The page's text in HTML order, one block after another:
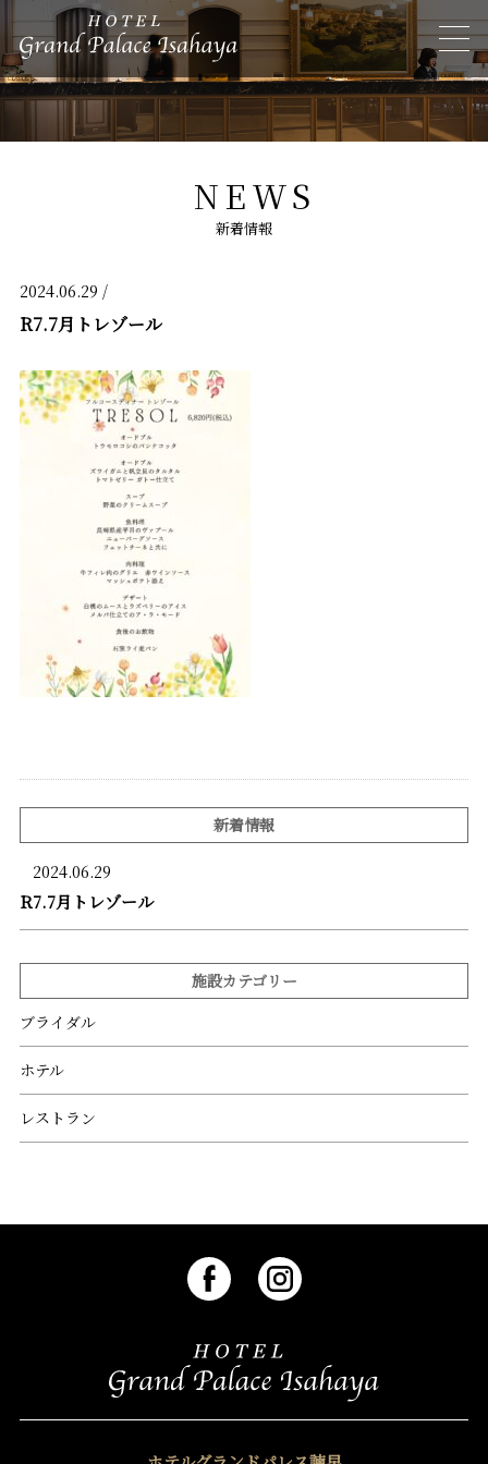
NEWS
新着情報
2024.06.29 /
R7.7月トレゾール
新着情報
2024.06.29
R7.7月トレゾール
施設カテゴリー
ブライダル
ホテル
レストラン